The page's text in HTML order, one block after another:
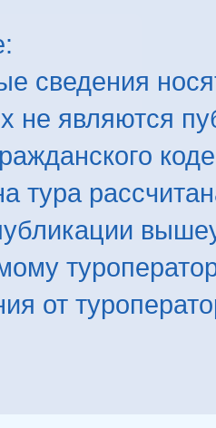
сведения
не являются
тура
от